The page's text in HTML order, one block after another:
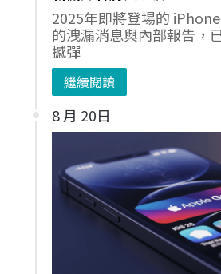
2025年即將登場的
的洩漏消息與內部報告，
撼彈
繼續閱讀
8 月 20日